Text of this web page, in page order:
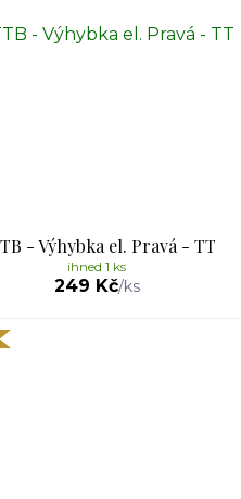
- Výhybka el. Pravá - TT
249 Kč/ks
ihned 1 ks